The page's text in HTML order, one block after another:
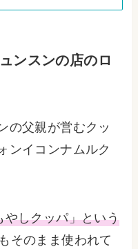
ンスンの店のロ
の父親が営むクッ
ンイコンナムルク
やしクッパ」という
そのまま使われて